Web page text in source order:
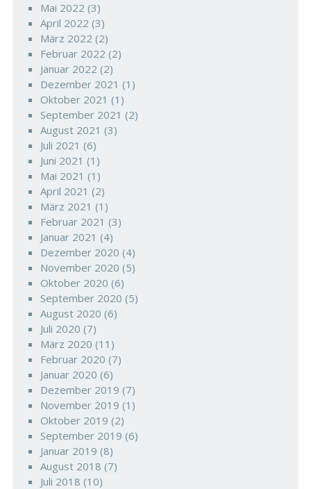
Mai 2022 (3)
April 2022 (3)
März 2022 (2)
Februar 2022 (2)
Januar 2022 (2)
Dezember 2021 (1)
Oktober 2021 (1)
September 2021 (2)
August 2021 (3)
Juli 2021 (6)
Juni 2021 (1)
Mai 2021 (1)
April 2021 (2)
März 2021 (1)
Februar 2021 (3)
Januar 2021 (4)
Dezember 2020 (4)
November 2020 (5)
Oktober 2020 (6)
September 2020 (5)
August 2020 (6)
Juli 2020 (7)
März 2020 (11)
Februar 2020 (7)
Januar 2020 (6)
Dezember 2019 (7)
November 2019 (1)
Oktober 2019 (2)
September 2019 (6)
Januar 2019 (8)
August 2018 (7)
Juli 2018 (10)